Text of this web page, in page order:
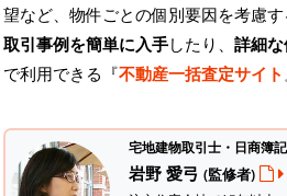
望など、物件ごとの個別要因を考慮す
取引事例を簡単に入手したり、 詳細
で利用できる『不動産一括査定サイト
宅地建物取引士・日商簿
岩野 愛弓 (監修者)